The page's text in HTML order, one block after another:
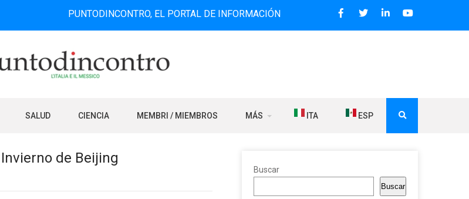
PUNTODINCONTRO, EL PORTAL DE INFORMACIÓN BILINGÜE QUE DESDE 2006 DIFUNDE NOTICIAS
SALUD CIENCIA MEMBRI / MIEMBROS MÁS ITA ESP
de Beijing
Buscar
Buscar